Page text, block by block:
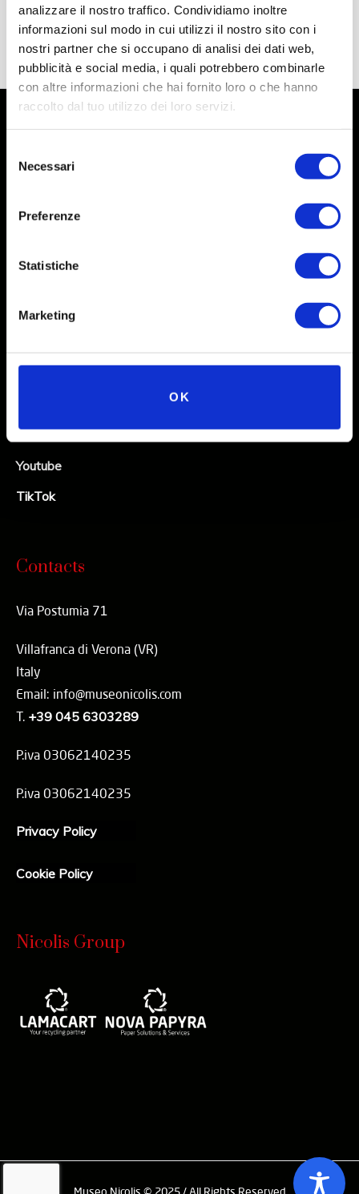
analizzare il nostro traffico. Condividiamo inoltre
informazioni sul modo in cui utilizzi il nostro sito con i
nostri partner che si occupano di analisi dei dati web,
pubblicità e social media, i quali potrebbero combinarle
con altre informazioni che hai fornito loro o che hanno
raccolto dal tuo utilizzo dei loro servizi.
delNecessari
Preferenze
Statistiche
Marketing
OK
Youtube
TikTok
Contacts
Via Postumia 71
Villafranca di Verona (VR)
Italy
Email: info@museonicolis.com
T. +39 045 6303289
P.iva 03062140235
P.iva 03062140235
Privacy Policy
Cookie Policy
Nicolis Group